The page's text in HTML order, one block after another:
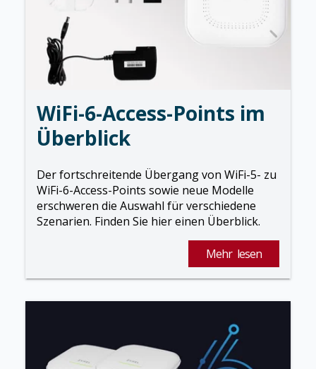
WiFi-6-Access-Points im
Überblick
Der fortschreitende Übergang von WiFi-5- zu
WiFi-6-Access-Points sowie neue Modelle
erschweren die Auswahl für verschiedene
Szenarien. Finden Sie hier einen Überblick.
Mehr lesen